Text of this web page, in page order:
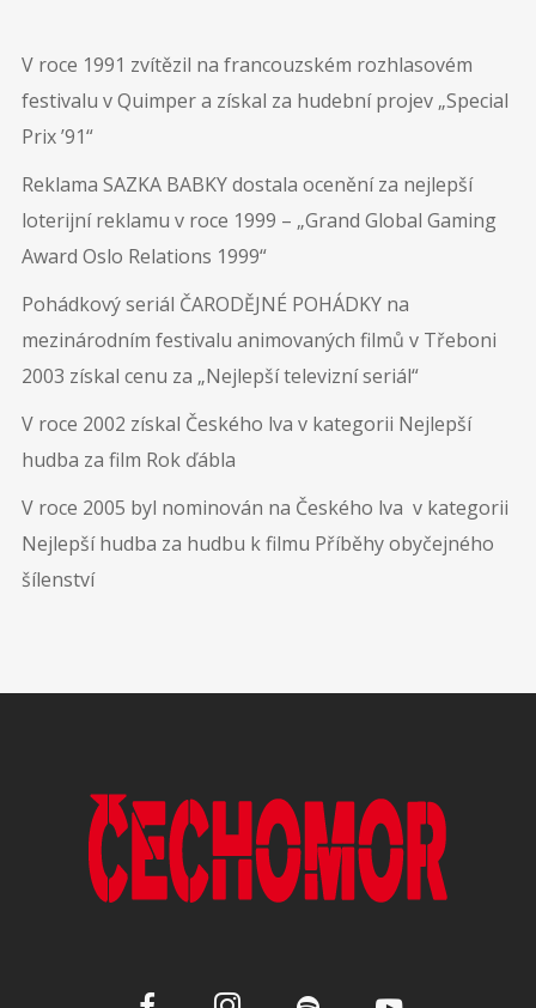
V roce 1991 zvítězil na francouzském rozhlasovém
festivalu v Quimper a získal za hudební projev „Special
Prix ’91“
Reklama SAZKA BABKY dostala ocenění za nejlepší
loterijní reklamu v roce 1999 – „Grand Global Gaming
Award Oslo Relations 1999“
Pohádkový seriál ČARODĚJNÉ POHÁDKY na
mezinárodním festivalu animovaných filmů v Třeboni
2003 získal cenu za „Nejlepší televizní seriál“
V roce 2002 získal Českého lva v kategorii Nejlepší
hudba za film Rok ďábla
V roce 2005 byl nominován na Českého lva v kategorii
Nejlepší hudba za hudbu k filmu Příběhy obyčejného
šílenství